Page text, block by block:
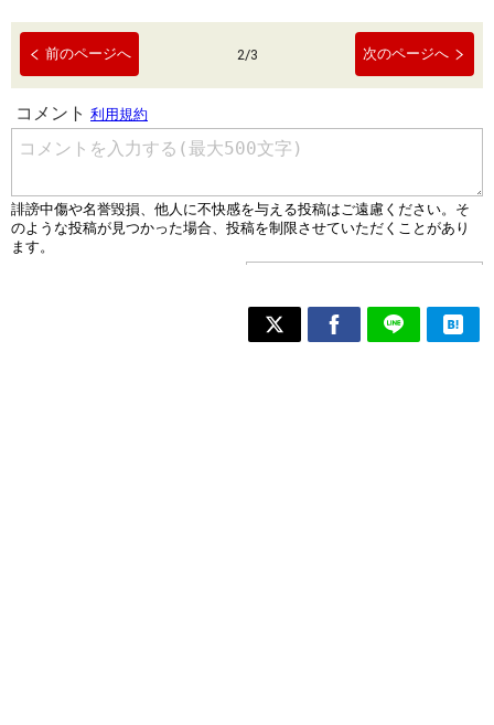
前のページへ 2/3 次のページへ